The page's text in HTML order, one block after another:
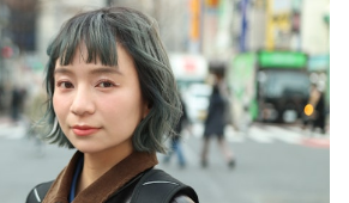
募集がある
できる求人が多い
場が多く採用されやすい
せる4つのポイント
を明確にする